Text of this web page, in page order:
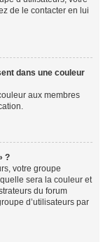
de le contacter en lui
dans une couleur
aux membres
?
votre groupe
sera la couleur et
du forum
d’utilisateurs par